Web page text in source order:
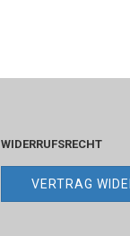
WIDERRUFSRECHT
VERTRAG